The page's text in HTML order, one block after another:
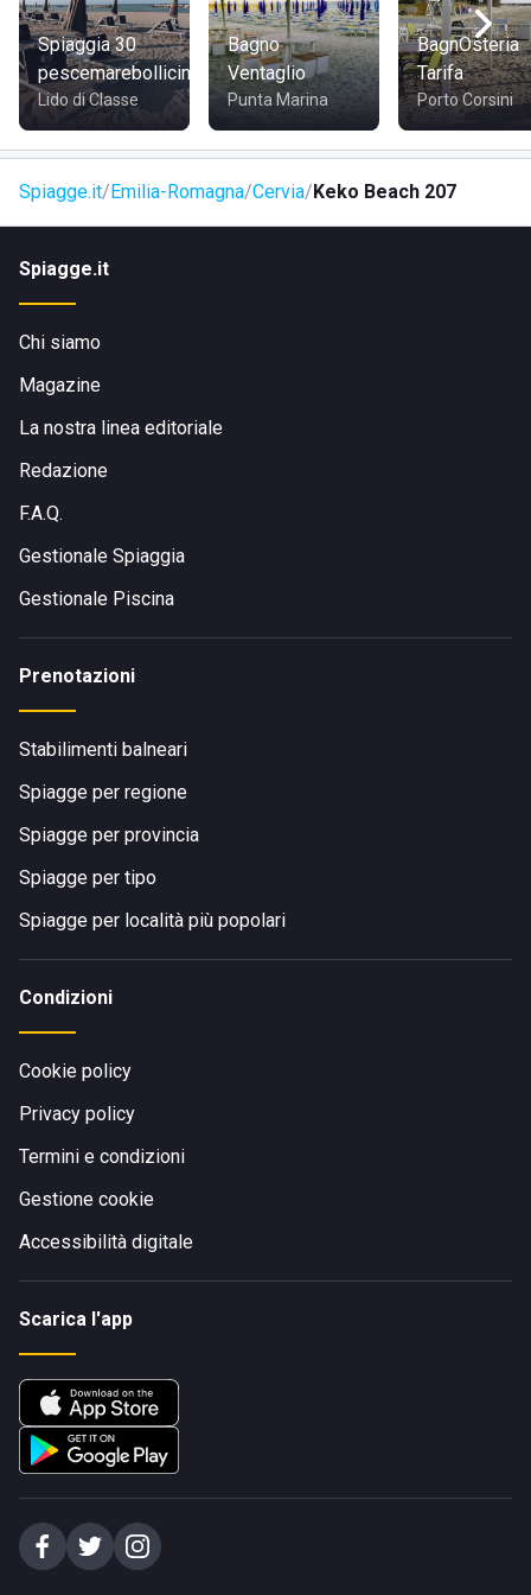
natura ad esempio può rilassarsi nellabellissima pineta,
ricca di pini marittimi dal profumo intenso, oppure visitare
le meravigliosesaline
, ricche di tradizioni e di storia, dove
ancora oggi viene estratto il famoso sale di Cervia.
Spiaggia 30
pescemarebollicine
Lido di Classe
Bagno
Ventaglio
Punta Marina
BagnOsteria
Tarifa
Porto Corsini
Spiagge.it Emilia-Romagna Cervia Keko Beach 207
Spiagge.it
Chi siamo
Magazine
La nostra linea editoriale
Redazione
F.A.Q.
Gestionale Spiaggia
Gestionale Piscina
Prenotazioni
Stabilimenti balneari
Spiagge per regione
Spiagge per provincia
Spiagge per tipo
Spiagge per località più popolari
Condizioni
Cookie policy
Privacy policy
Termini e condizioni
Gestione cookie
Accessibilità digitale
Scarica l'app